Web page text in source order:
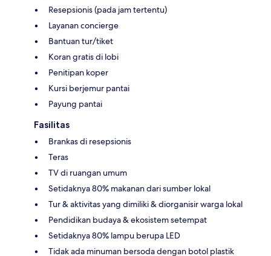
Resepsionis (pada jam tertentu)
Layanan concierge
Bantuan tur/tiket
Koran gratis di lobi
Penitipan koper
Kursi berjemur pantai
Payung pantai
Fasilitas
Brankas di resepsionis
Teras
TV di ruangan umum
Setidaknya 80% makanan dari sumber lokal
Tur & aktivitas yang dimiliki & diorganisir warga lokal
Pendidikan budaya & ekosistem setempat
Setidaknya 80% lampu berupa LED
Tidak ada minuman bersoda dengan botol plastik